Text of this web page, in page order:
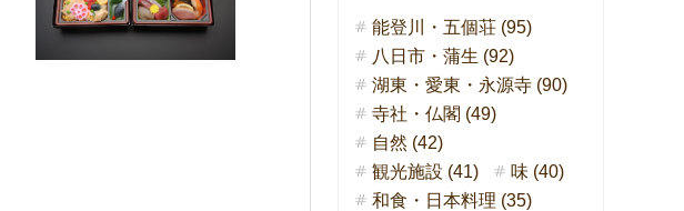
能登川・五個荘 (95)
八日市・蒲生 (92)
湖東・愛東・永源寺 (90)
寺社・仏閣 (49)
自然 (42)
観光施設 (41)
味 (40)
和食・日本料理 (35)